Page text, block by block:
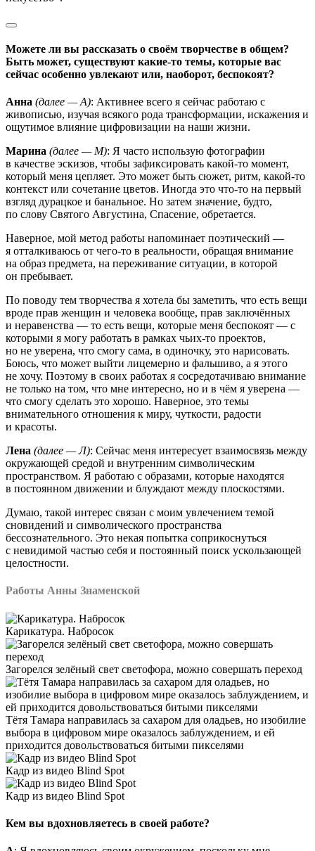
Можете ли вы рассказать о своём творчестве в общем?
Быть может, существуют какие-то темы, которые вас
сейчас особенно увлекают или, наоборот, беспокоят?
Анна (далее — А): Активнее всего я сейчас работаю с
живописью, изучая всякого рода трансформации, искажения и
ощутимое влияние цифровизации на наши жизни.
Марина (далее — М): Я часто использую фотографии
в качестве эскизов, чтобы зафиксировать какой-то момент,
который меня цепляет. Это может быть сюжет, ритм, какой-то
контекст или сочетание цветов. Иногда это что-то на первый
взгляд дурацкое и банальное. Но затем значение, будто,
по слову Святого Августина, Спасение, обретается.
Наверное, мой метод работы напоминает поэтический —
я отталкиваюсь от чего-то в реальности, обращая внимание
на образ предмета, на переживание ситуации, в которой
он пребывает.
По поводу тем творчества я хотела бы заметить, что есть вещи
вроде прав женщин и человека вообще, прав заключённых
и неравенства — то есть вещи, которые меня беспокоят — с
которыми я могу работать в рамках чьих-то проектов,
но не уверена, что смогу сама, в одиночку, это нарисовать.
Боюсь, что может выйти лицемерно и фальшиво, а я этого
не хочу. Поэтому в своих работах я сосредотачиваю внимание
не только на том, что мне интересно, но и в чём я уверена —
что смогу сделать это хорошо. Наверное, это темы
внимательного отношения к миру, чуткости, радости
и красоты.
Лена (далее — Л): Сейчас меня интересует взаимосвязь между
окружающей средой и внутренним символическим
пространством. Я работаю с образами, которые находятся
в постоянном движении и блуждают между плоскостями.
Думаю, такой интерес связан с моим увлечением темой
сновидений и символического пространства
бессознательного. Это некая попытка соприкоснуться
с невидимой частью себя и постоянный поиск ускользающей
целостности.
Работы Анны Знаменской
Карикатура. Набросок
Загорелся зелёный свет светофора, можно совершать переход
Тётя Тамара направилась за сахаром для оладьев, но изобилие
выбора в цифровом мире оказалось заблуждением, и ей
приходится довольствоваться битыми пикселями
Кадр из видео Blind Spot
Кадр из видео Blind Spot
Кем вы вдохновляетесь в своей работе?